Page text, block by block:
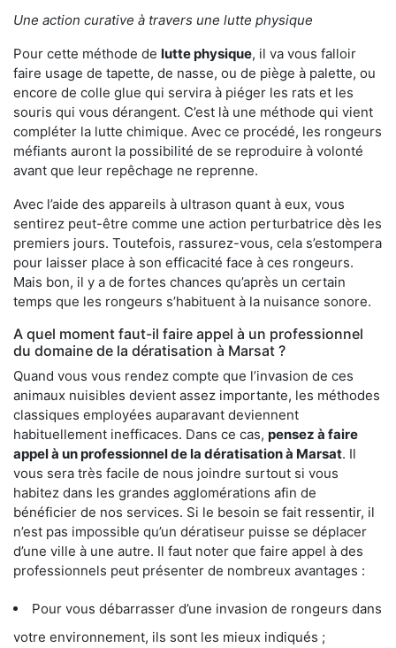
Une action curative à travers une lutte physique
Pour cette méthode de lutte physique, il va vous falloir
faire usage de tapette, de nasse, ou de piège à palette, ou
encore de colle glue qui servira à piéger les rats et les
souris qui vous dérangent. C’est là une méthode qui vient
compléter la lutte chimique. Avec ce procédé, les rongeurs
méfiants auront la possibilité de se reproduire à volonté
avant que leur repêchage ne reprenne.
Avec l’aide des appareils à ultrason quant à eux, vous
sentirez peut-être comme une action perturbatrice dès les
premiers jours. Toutefois, rassurez-vous, cela s’estompera
pour laisser place à son efficacité face à ces rongeurs.
Mais bon, il y a de fortes chances qu’après un certain
temps que les rongeurs s’habituent à la nuisance sonore.
A quel moment faut-il faire appel à un professionnel
du domaine de la dératisation à Marsat ?
Quand vous vous rendez compte que l’invasion de ces
animaux nuisibles devient assez importante, les méthodes
classiques employées auparavant deviennent
habituellement inefficaces. Dans ce cas, pensez à faire
appel à un professionnel de la dératisation à Marsat. Il
vous sera très facile de nous joindre surtout si vous
habitez dans les grandes agglomérations afin de
bénéficier de nos services. Si le besoin se fait ressentir, il
n’est pas impossible qu’un dératiseur puisse se déplacer
d’une ville à une autre. Il faut noter que faire appel à des
professionnels peut présenter de nombreux avantages :
Pour vous débarrasser d’une invasion de rongeurs dans
votre environnement, ils sont les mieux indiqués ;